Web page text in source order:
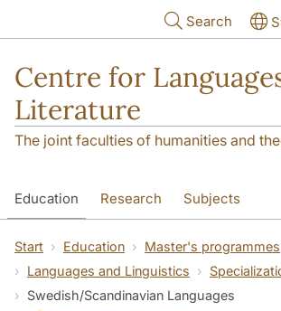
Search
Centre for
Literature
The joint faculties of humanities and
Education Research Subjects
SOL building Contact
Start Education
Master's programmes
Languages and Linguistics
Swedish/Scandinavian Languages